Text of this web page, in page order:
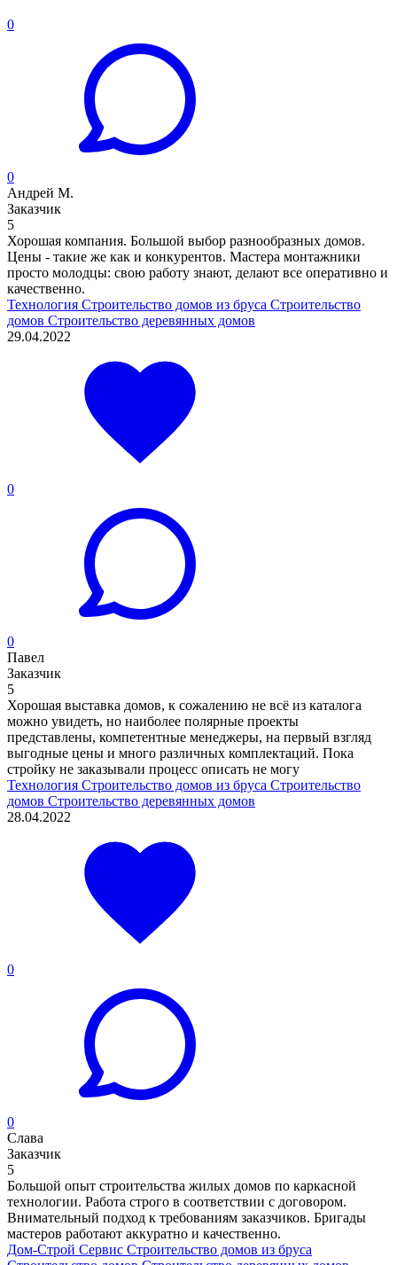
0
0
Андрей М.
Заказчик
5
Хорошая компания. Большой выбор разнообразных домов.
Цены - такие же как и конкурентов. Мастера монтажники
просто молодцы: свою работу знают, делают все оперативно и
качественно.
Технология Строительство домов из бруса Строительство
домов Строительство деревянных домов
29.04.2022
0
0
Павел
Заказчик
5
Хорошая выставка домов, к сожалению не всё из каталога
можно увидеть, но наиболее полярные проекты
представлены, компетентные менеджеры, на первый взгляд
выгодные цены и много различных комплектаций. Пока
стройку не заказывали процесс описать не могу
Технология Строительство домов из бруса Строительство
домов Строительство деревянных домов
28.04.2022
0
0
Слава
Заказчик
5
Большой опыт строительства жилых домов по каркасной
технологии. Работа строго в соответствии с договором.
Внимательный подход к требованиям заказчиков. Бригады
мастеров работают аккуратно и качественно.
Дом-Строй Сервис Строительство домов из бруса